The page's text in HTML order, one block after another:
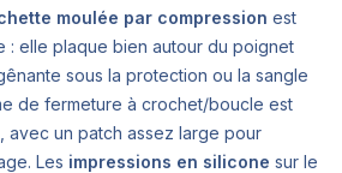
moulée par compression est
: elle plaque bien autour du poignet
sous la protection ou la sangle
de fermeture à crochet/boucle est
avec un patch assez large pour
Les impressions en silicone sur le